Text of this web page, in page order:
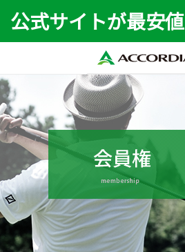
公式サイトが最安値